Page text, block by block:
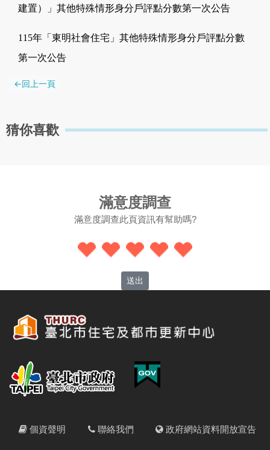
建置）」其他特殊情形身分戶評點分數第一次公告
115年「東明社會住宅」其他特殊情形身分戶評點分數
第一次公告
猜你喜歡
滿意度調查
滿意度調查此頁資訊有幫助嗎?
送出
個資聲明 聯絡我們 政府網站資料開放宣告